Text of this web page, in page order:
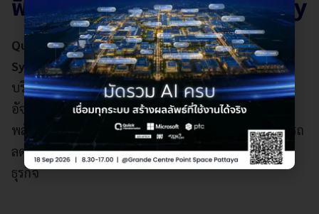
ฟีเจอร์เด่นของ Quick Energy
Quick Energyเป็นระบบEnergy Monitoring
Systemที่ออกแบบมาเพื่อช่วยโรงงานอุตสาหกรรม
บริหารจัดการพลังงานอย่างแม่นยำ ด้วยเทคโนโลยี
อัจฉริยะที่ช่วยติดตาม ตรวจสอบ และวิเคราะห์การใช้
พลังงานได้แบบเรียลไทม์ ระบบนี้ช่วยให้โรงงานสามารถ
ลดต้นทุน เพิ่มประสิทธิภาพ และเพิ่มความยั่งยืนให้กับ
ธุรกิจ